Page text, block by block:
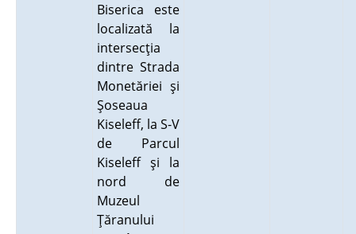
Biserica este
localizată la
intersecţia
dintre Strada
Monetăriei şi
Şoseaua
Kiseleff, la S-V
de Parcul
Kiseleff şi la
nord de
Muzeul
Ţăranului